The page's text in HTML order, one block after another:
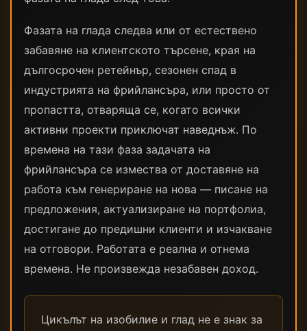
Фазата на глада следва или от естествено
забавяне на клиентското търсене, края на
дългосрочен ретейнър, сезонен спад в
индустрията на фрийлансъра, или просто от
пропастта, отваряща се, когато всички
активни проекти приключат наведнъж. По
времена на тази фаза задачата на
фрийлансъра се измества от доставяне на
работа към генериране на нова — писане на
предложения, актуализиране на портфолиа,
достигане до предишни клиенти и изчакване
на отговори. Работата е реална и отнема
времена. Не произвежда незабавен доход.
Цикълът на изобилие и глад не е знак за